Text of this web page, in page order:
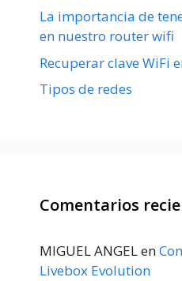
La importancia de
en nuestro router wifi
Recuperar clave WiFi
Tipos de redes
Comentarios
MIGUEL ANGELen
Livebox Evolution